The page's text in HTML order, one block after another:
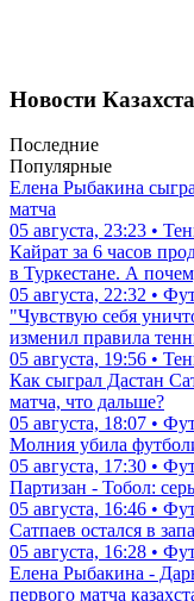
Новости
Последние
Популярные
Елена Рыбакина
матча
05 августа, 23:23 •
Кайрат за 6 часов
в Туркестане. А
05 августа, 22:32 •
"Чувствую себя
изменил правила
05 августа, 19:56 •
Как сыграл Дастан
матча, что дальше?
05 августа, 18:07 •
Молния убила
05 августа, 17:30 •
Партизан - Тобол:
05 августа, 16:46 •
Сатпаев остался в
05 августа, 16:28 •
Елена Рыбакина -
первого матча